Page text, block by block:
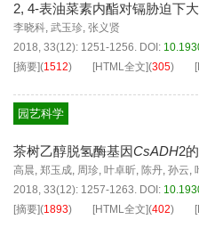
2, 4-表油菜素内酯对镉胁迫下
李晓科, 武玉珍, 张义贤
2018, 33(12): 1251-1256. DOI:
[摘要](1512) [HTML全文](305)
园艺科学
茶树乙醇脱氢酶基因CsADH2
高晨, 郑玉成, 周珍, 叶卓昕, 陈丹, 孙云,
2018, 33(12): 1257-1263. DOI:
[摘要](1893) [HTML全文](402)